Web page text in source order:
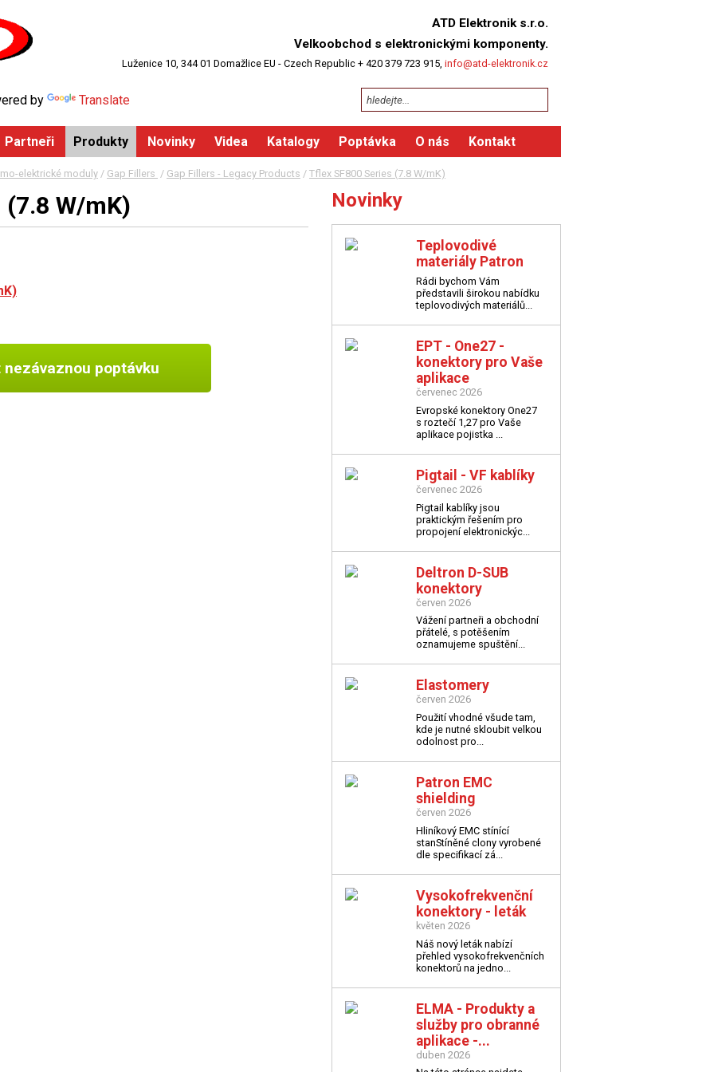
ATD Elektronik s.r.o.
Velkoobchod s elektronickými komponenty.
Luženice 10, 344 01 Domažlice EU - Czech Republic + 420 379 723 915, info@atd-elektronik.cz
by Translate
Partneři Produkty Novinky Videa Katalogy Poptávka O nás Kontakt
elektrické moduly / Gap Fillers / Gap Fillers - Legacy Products / Tflex SF800 Series (7.8 W/mK)
(7.8 W/mK)
nezávaznou poptávku
Novinky
Teplovodivé
materiály Patron
Rádi bychom Vám
představili širokou nabídku
teplovodivých materiálů...
EPT - One27 -
konektory pro Vaše
aplikace
červenec 2026
Evropské konektory One27
s roztečí 1,27 pro Vaše
aplikace pojistka ...
Pigtail - VF kablíky
červenec 2026
Pigtail kablíky jsou
praktickým řešením pro
propojení elektronickýc...
Deltron D-SUB
konektory
červen 2026
Vážení partneři a obchodní
přátelé, s potěšením
oznamujeme spuštění...
Elastomery
červen 2026
Použití vhodné všude tam,
kde je nutné skloubit velkou
odolnost pro...
Patron EMC
shielding
červen 2026
Hliníkový EMC stínící
stanStíněné clony vyrobené
dle specifikací zá...
Vysokofrekvenční
konektory - leták
květen 2026
Náš nový leták nabízí
přehled vysokofrekvenčních
konektorů na jedno...
ELMA - Produkty a
služby pro obranné
aplikace -...
duben 2026